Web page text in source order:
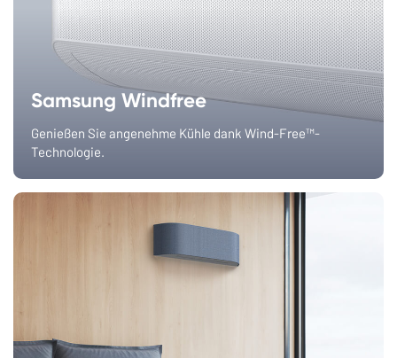
Samsung Windfree
Genießen Sie angenehme Kühle dank Wind-Free™-
Technologie.